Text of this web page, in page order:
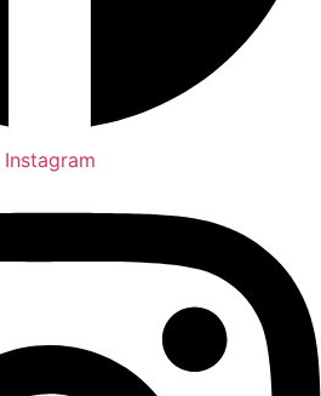
Instagram